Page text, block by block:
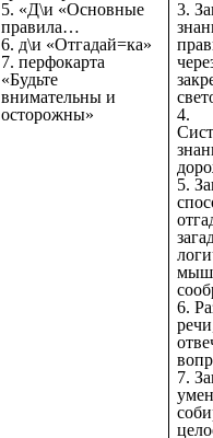
5. «Д\и «Основные
правила…
6. д\и «Отгадай=ка»
7. перфокарта
«Будьте
внимательны и
осторожны»
3.
4.
5.
6.
7.